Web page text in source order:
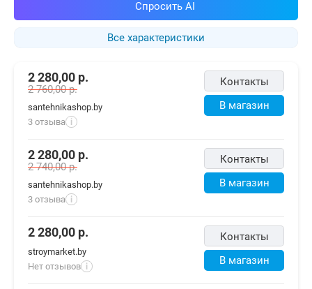
Все характеристики
Спросить AI
Контакты
В магазин
2 280,00 р.
2 760,00р.
santehnikashop.by
3 отзыва
i
Контакты
В магазин
2 280,00 р.
2 740,00р.
santehnikashop.by
3 отзыва
i
Контакты
В магазин
2 280,00 р.
stroymarket.by
Нет отзывов i